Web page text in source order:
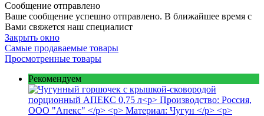
Сообщение отправлено
Ваше сообщение успешно отправлено. В ближайшее время с
Вами свяжется наш специалист
Закрыть окно
Самые продаваемые товары
Просмотренные товары
Рекомендуем